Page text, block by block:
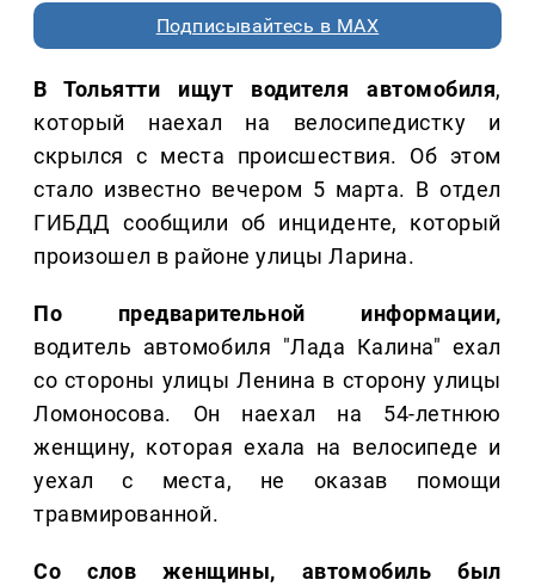
Подписывайтесь в MAX
В Тольятти ищут водителя автомобиля,
который наехал на велосипедистку и
скрылся с места происшествия. Об этом
стало известно вечером 5 марта. В отдел
ГИБДД сообщили об инциденте, который
произошел в районе улицы Ларина.
По предварительной информации,
водитель автомобиля "Лада Калина" ехал
со стороны улицы Ленина в сторону улицы
Ломоносова. Он наехал на 54-летнюю
женщину, которая ехала на велосипеде и
уехал с места, не оказав помощи
травмированной.
Со слов женщины, автомобиль был